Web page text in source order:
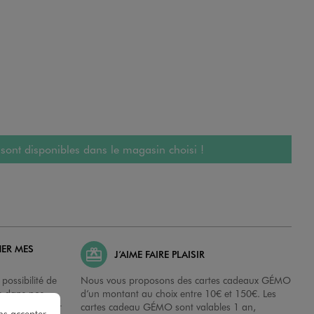
disponibles dans le magasin choisi !
MES
de
dans nos
sur
J’AIME FAIRE PLAISIR
Nous vous proposons des cartes cadeaux GÉMO
d’un montant au choix entre 10€ et 150€. Les
cartes cadeau GÉMO sont valables 1 an,